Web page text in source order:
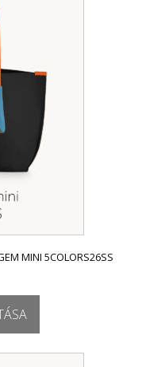
MINI 5COLORS26SS